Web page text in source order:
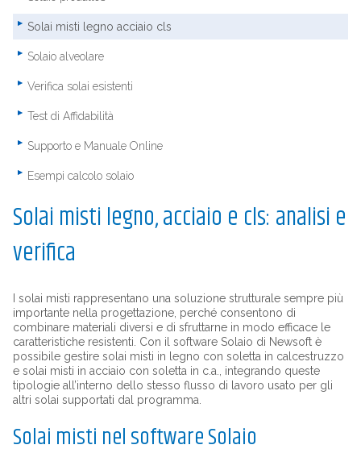
Solai misti legno acciaio cls
Solaio alveolare
Verifica solai esistenti
Test di Affidabilità
Supporto e Manuale Online
Esempi calcolo solaio
Solai misti legno, acciaio e cls: analisi e
verifica
I solai misti rappresentano una soluzione strutturale sempre più
importante nella progettazione, perché consentono di
combinare materiali diversi e di sfruttarne in modo efficace le
caratteristiche resistenti. Con il software Solaio di Newsoft è
possibile gestire solai misti in legno con soletta in calcestruzzo
e solai misti in acciaio con soletta in c.a., integrando queste
tipologie all’interno dello stesso flusso di lavoro usato per gli
altri solai supportati dal programma.
Solai misti nel software Solaio